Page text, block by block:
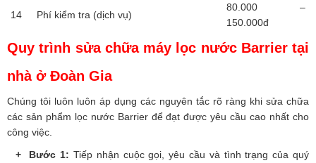
14 Phí kiểm tra (dịch vụ)
80.000 –
150.000đ
Quy trình sửa chữa máy lọc nước Barrier tại
nhà ở Đoàn Gia
Chúng tôi luôn luôn áp dụng các nguyên tắc rõ ràng khi sửa chữa
các sản phẩm lọc nước Barrier để đạt được yêu cầu cao nhất cho
công việc.
+ Bước 1: Tiếp nhận cuộc gọi, yêu cầu và tình trạng của quý